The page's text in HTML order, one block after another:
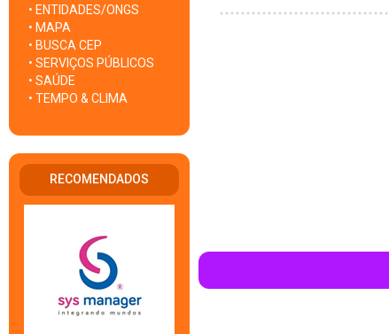
• ENTIDADES/ONGS
• MAPA
• BUSCA CEP
• SERVIÇOS PÚBLICOS
• SAÚDE
• TEMPO & CLIMA
RECOMENDADOS